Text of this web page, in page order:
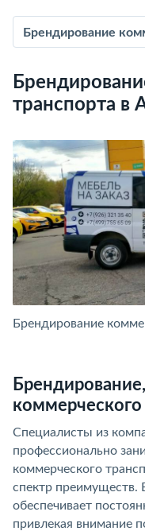
Брендирование
транспорта в
Брендирование
коммерческого
Специалисты из
профессионально
коммерческого
спектр преимуществ.
обеспечивает
привлекая внимание